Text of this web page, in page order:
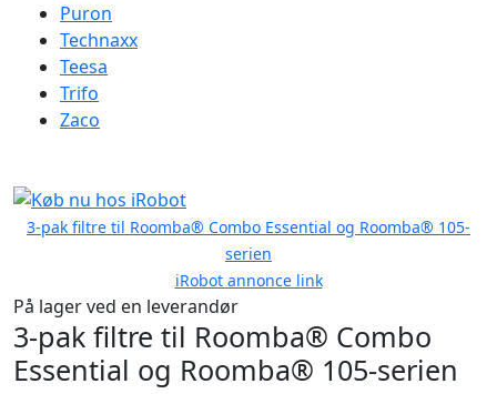
Puron
Technaxx
Teesa
Trifo
Zaco
3-pak filtre til Roomba® Combo Essential og Roomba® 105-
serien
iRobot annonce link
På lager ved en leverandør
3-pak filtre til Roomba® Combo
Essential og Roomba® 105-serien